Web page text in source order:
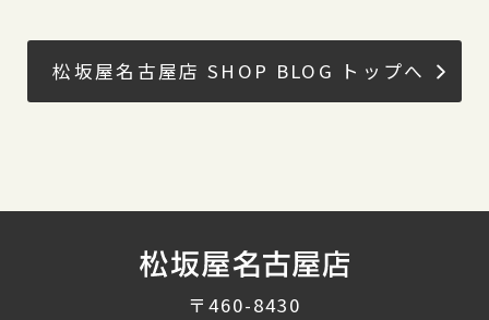
松坂屋名古屋店 SHOP BLOG トップへ
〒460-8430